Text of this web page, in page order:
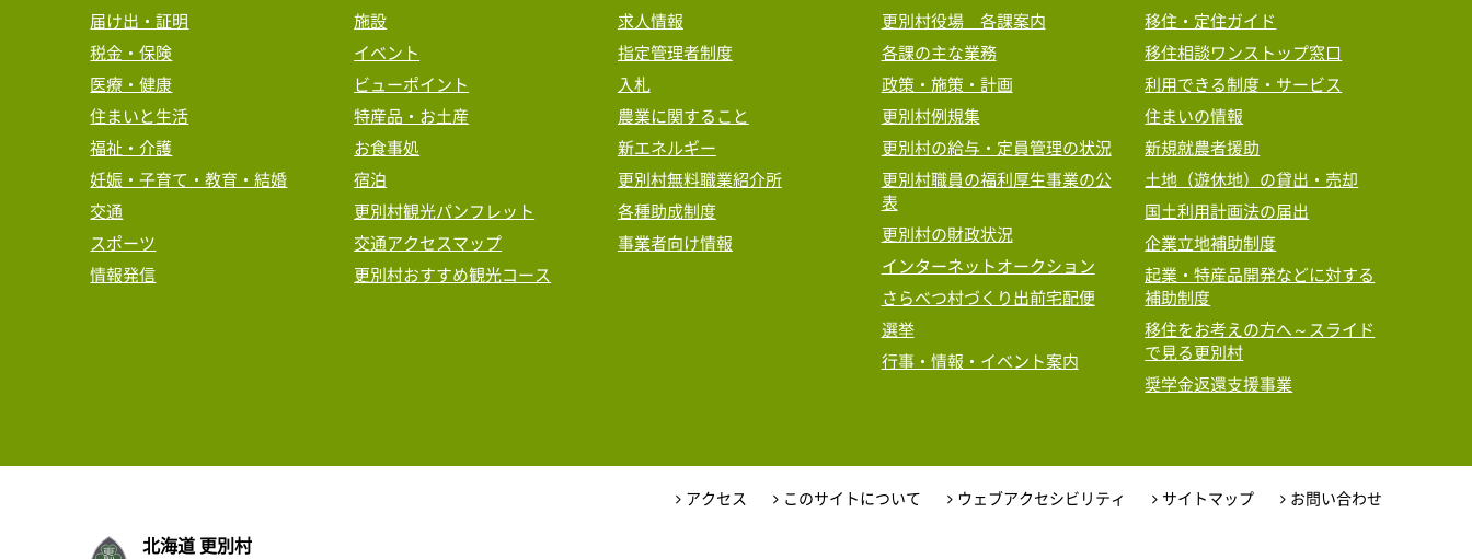
届け出・証明
税金・保険
医療・健康
住まいと生活
福祉・介護
妊娠・子育て・教育・結婚
交通
スポーツ
情報発信
施設
イベント
ビューポイント
特産品・お土産
お食事処
宿泊
更別村観光パンフレット
交通アクセスマップ
更別村おすすめ観光コース
求人情報
指定管理者制度
入札
農業に関すること
新エネルギー
更別村無料職業紹介所
各種助成制度
事業者向け情報
更別村役場 各課案内
各課の主な業務
政策・施策・計画
更別村例規集
更別村の給与・定員管理の状況
更別村職員の福利厚生事業の公
表
更別村の財政状況
インターネットオークション
さらべつ村づくり出前宅配便
選挙
行事・情報・イベント案内
移住・定住ガイド
移住相談ワンストップ窓口
利用できる制度・サービス
住まいの情報
新規就農者援助
土地（遊休地）の貸出・売却
国土利用計画法の届出
企業立地補助制度
起業・特産品開発などに対する
補助制度
移住をお考えの方へ～スライド
で見る更別村
奨学金返還支援事業
アクセス このサイトについて ウェブアクセシビリティ サイトマップ お問い合わせ
北海道 更別村